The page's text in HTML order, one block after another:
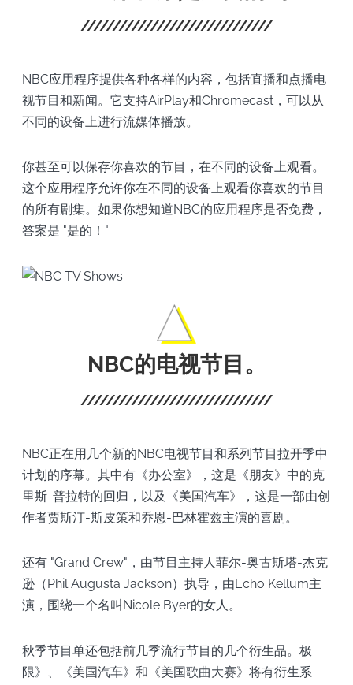
NBC应用程序提供各种各样的内容，包括直播和点播电
视节目和新闻。它支持AirPlay和Chromecast，可以从
不同的设备上进行流媒体播放。
你甚至可以保存你喜欢的节目，在不同的设备上观看。
这个应用程序允许你在不同的设备上观看你喜欢的节目
的所有剧集。如果你想知道NBC的应用程序是否免费，
答案是 "是的！"
NBC的电视节目。
NBC正在用几个新的NBC电视节目和系列节目拉开季中
计划的序幕。其中有《办公室》，这是《朋友》中的克
里斯-普拉特的回归，以及《美国汽车》，这是一部由创
作者贾斯汀-斯皮策和乔恩-巴林霍兹主演的喜剧。
还有 "Grand Crew"，由节目主持人菲尔-奥古斯塔-杰克
逊（Phil Augusta Jackson）执导，由Echo Kellum主
演，围绕一个名叫Nicole Byer的女人。
秋季节目单还包括前几季流行节目的几个衍生品。极
限》、《美国汽车》和《美国歌曲大赛》将有衍生系